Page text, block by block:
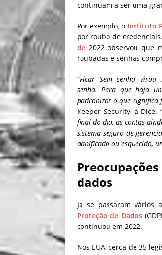
continuam a ser uma
Por exemplo, o Instituto
por roubo de
de 2022 observou que
roubadas e senhas
“Ficar ‘sem senha’
senha. Para que haja
padronizar o que significa
Keeper Security, à Dice.
final do dia, as contas
sistema seguro de
danificado ou esquecido,
dados
Já se passaram vários
Proteção de Dados
continuou em 2022.
Nos EUA, cerca de 35